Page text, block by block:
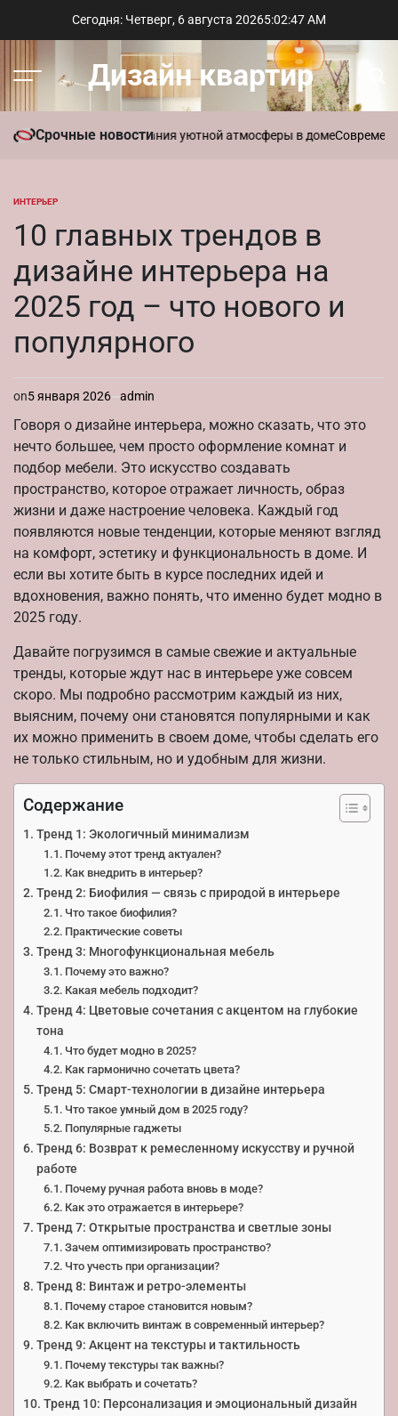
Сегодня: Четверг, 6 августа 20265:02:48AM
Меню Дизайн квартир
Срочные новости
ароматы для создания уютной атмосферы в домеСовременный
ОПУБЛИКОВАНО
ИНТЕРЬЕР
10 главных трендов в
дизайне интерьера на
2025 год – что нового и
популярного
on5 января 2026 admin
Говоря о дизайне интерьера, можно сказать, что это
нечто большее, чем просто оформление комнат и
подбор мебели. Это искусство создавать
пространство, которое отражает личность, образ
жизни и даже настроение человека. Каждый год
появляются новые тенденции, которые меняют взгляд
на комфорт, эстетику и функциональность в доме. И
если вы хотите быть в курсе последних идей и
вдохновения, важно понять, что именно будет модно в
2025 году.
Давайте погрузимся в самые свежие и актуальные
тренды, которые ждут нас в интерьере уже совсем
скоро. Мы подробно рассмотрим каждый из них,
выясним, почему они становятся популярными и как
их можно применить в своем доме, чтобы сделать его
не только стильным, но и удобным для жизни.
Содержание
Тренд 1: Экологичный минимализм
Почему этот тренд актуален?
Как внедрить в интерьер?
Тренд 2: Биофилия — связь с природой в интерьере
Что такое биофилия?
Практические советы
Тренд 3: Многофункциональная мебель
Почему это важно?
Какая мебель подходит?
Тренд 4: Цветовые сочетания с акцентом на глубокие
тона
Что будет модно в 2025?
Как гармонично сочетать цвета?
Тренд 5: Смарт-технологии в дизайне интерьера
Что такое умный дом в 2025 году?
Популярные гаджеты
Тренд 6: Возврат к ремесленному искусству и ручной
работе
Почему ручная работа вновь в моде?
Как это отражается в интерьере?
Тренд 7: Открытые пространства и светлые зоны
Зачем оптимизировать пространство?
Что учесть при организации?
Тренд 8: Винтаж и ретро-элементы
Почему старое становится новым?
Как включить винтаж в современный интерьер?
Тренд 9: Акцент на текстуры и тактильность
Почему текстуры так важны?
Как выбрать и сочетать?
Тренд 10: Персонализация и эмоциональный дизайн